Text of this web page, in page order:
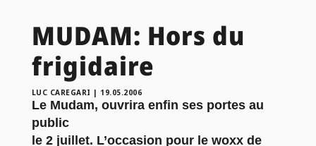
MUDAM: Hors du
frigidaire
LUC CAREGARI | 19.05.2006
Le Mudam, ouvrira enfin ses portes au
public
le 2 juillet. L’occasion pour le woxx de